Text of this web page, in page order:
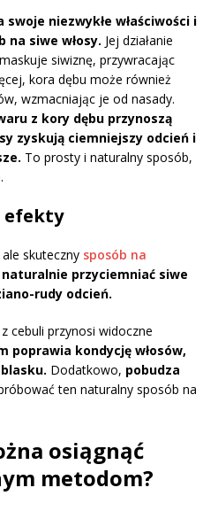
niezwykłe właściwości i
siwe włosy. Jej działanie
siwiznę, przywracając
kora dębu może również
wzmacniając je od nasady.
z kory dębu przynoszą
zyskują ciemniejszy odcień i
To prosty i naturalny sposób,
efekty
skuteczny sposób na
naturalnie przyciemniać siwe
rudy odcień.
cebuli przynosi widoczne
poprawia kondycję włosów,
Dodatkowo, pobudza
ten naturalny sposób na
osiągnąć
metodom?